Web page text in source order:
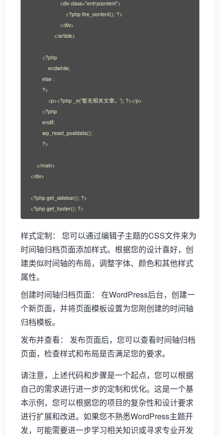
</div>
<?php get_sidebar(); ?>
<?php get_footer(); ?>
样式定制： 您可以通过编辑子主题的CSS文件来为
时间轴归档页面添加样式。根据您的设计喜好，创
建类似时间轴的布局，调整字体、颜色和其他样式
属性。
创建时间轴归档页面： 在WordPress后台，创建一
个新页面，并将页面模板设置为您刚创建的时间轴
归档模板。
发布并查看： 发布页面后，您可以查看时间轴归档
页面，检查样式和布局是否满足您的要求。
请注意，上述代码和步骤是一个起点，您可以根据
自己的需求进行进一步的定制和优化。这是一个基
本示例，您可以根据您的项目的复杂性和设计要求
进行扩展和改进。如果您不熟悉WordPress主题开
发，可能需要进一步学习相关知识或寻求专业开发